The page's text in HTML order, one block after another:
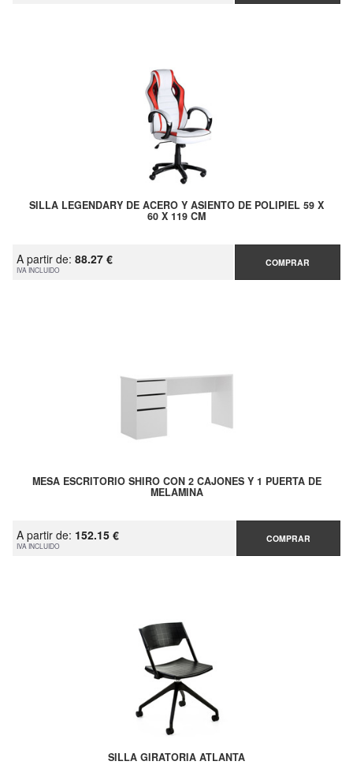
SILLA LEGENDARY DE ACERO Y ASIENTO DE POLIPIEL 59 X
60 X 119 CM
A partir de: 88.27 €
IVA INCLUIDO
COMPRAR
MESA ESCRITORIO SHIRO CON 2 CAJONES Y 1 PUERTA DE
MELAMINA
A partir de: 152.15 €
IVA INCLUIDO
COMPRAR
SILLA GIRATORIA ATLANTA